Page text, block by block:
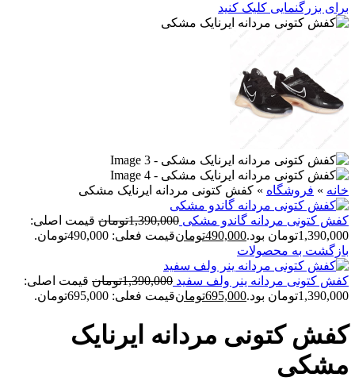
برای بزرگنمایی کلیک کنید
خانه » فروشگاه » کفش کتونی مردانه ایرنایک مشکی
کفش کتونی مردانه گاندو مشکی 1,390,000تومان قیمت اصلی:
1,390,000تومان بود.
490,000تومانقیمت فعلی: 490,000تومان.
بازگشت به محصولات
کفش کتونی مردانه ینر ولف سفید 1,390,000تومان قیمت اصلی:
1,390,000تومان بود.
695,000تومانقیمت فعلی: 695,000تومان.
کفش کتونی مردانه ایرنایک
مشکی